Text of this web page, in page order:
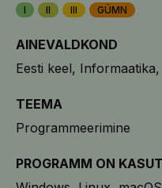
I II III GÜMN
AINEVALDKOND
Eesti keel Informaatika
TEEMA
Programmeerimine
PROGRAMM ON